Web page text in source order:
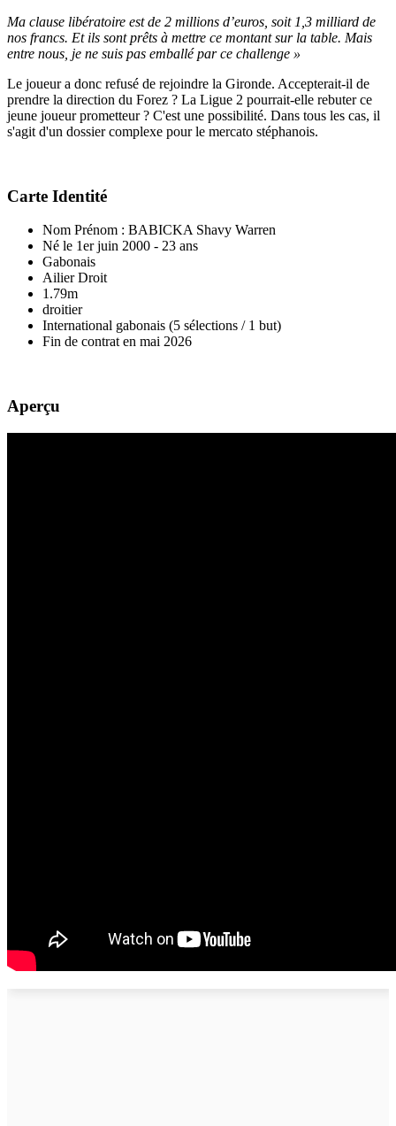
Ma clause libératoire est de 2 millions d’euros, soit 1,3 milliard de
nos francs. Et ils sont prêts à mettre ce montant sur la table. Mais
entre nous, je ne suis pas emballé par ce challenge »
Le joueur a donc refusé de rejoindre la Gironde. Accepterait-il de
prendre la direction du Forez ? La Ligue 2 pourrait-elle rebuter ce
jeune joueur prometteur ? C'est une possibilité. Dans tous les cas, il
s'agit d'un dossier complexe pour le mercato stéphanois.
Carte Identité
Nom Prénom : BABICKA Shavy Warren
Né le 1er juin 2000 - 23 ans
Gabonais
Ailier Droit
1.79m
droitier
International gabonais (5 sélections / 1 but)
Fin de contrat en mai 2026
Aperçu